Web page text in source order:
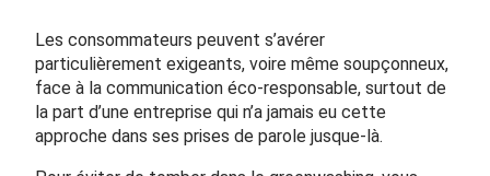
Les consommateurs peuvent s’avérer
particulièrement exigeants, voire même soupçonneux,
face à la communication éco-responsable, surtout de
la part d’une entreprise qui n’a jamais eu cette
approche dans ses prises de parole jusque-là.